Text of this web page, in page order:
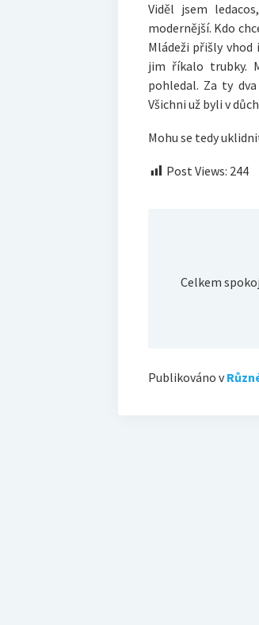
Viděl jsem
modernější. Kdo
Mládeži přišly vhod
jim říkalo trubky.
pohledal. Za ty
Všichni už byli v
Mohu se tedy
Post Views: 244
Celkem
Publikováno v